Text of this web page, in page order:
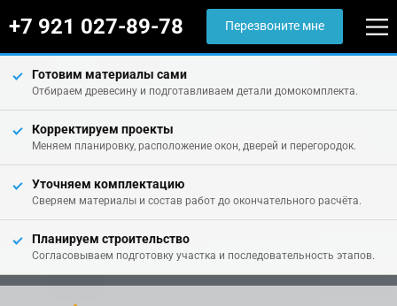
+7 921 027-89-78 Перезвоните мне
Готовим материалы сами
Отбираем древесину и подготавливаем детали домокомплекта.
Корректируем проекты
Меняем планировку, расположение окон, дверей и перегородок.
Уточняем комплектацию
Сверяем материалы и состав работ до окончательного расчёта.
Планируем строительство
Согласовываем подготовку участка и последовательность этапов.